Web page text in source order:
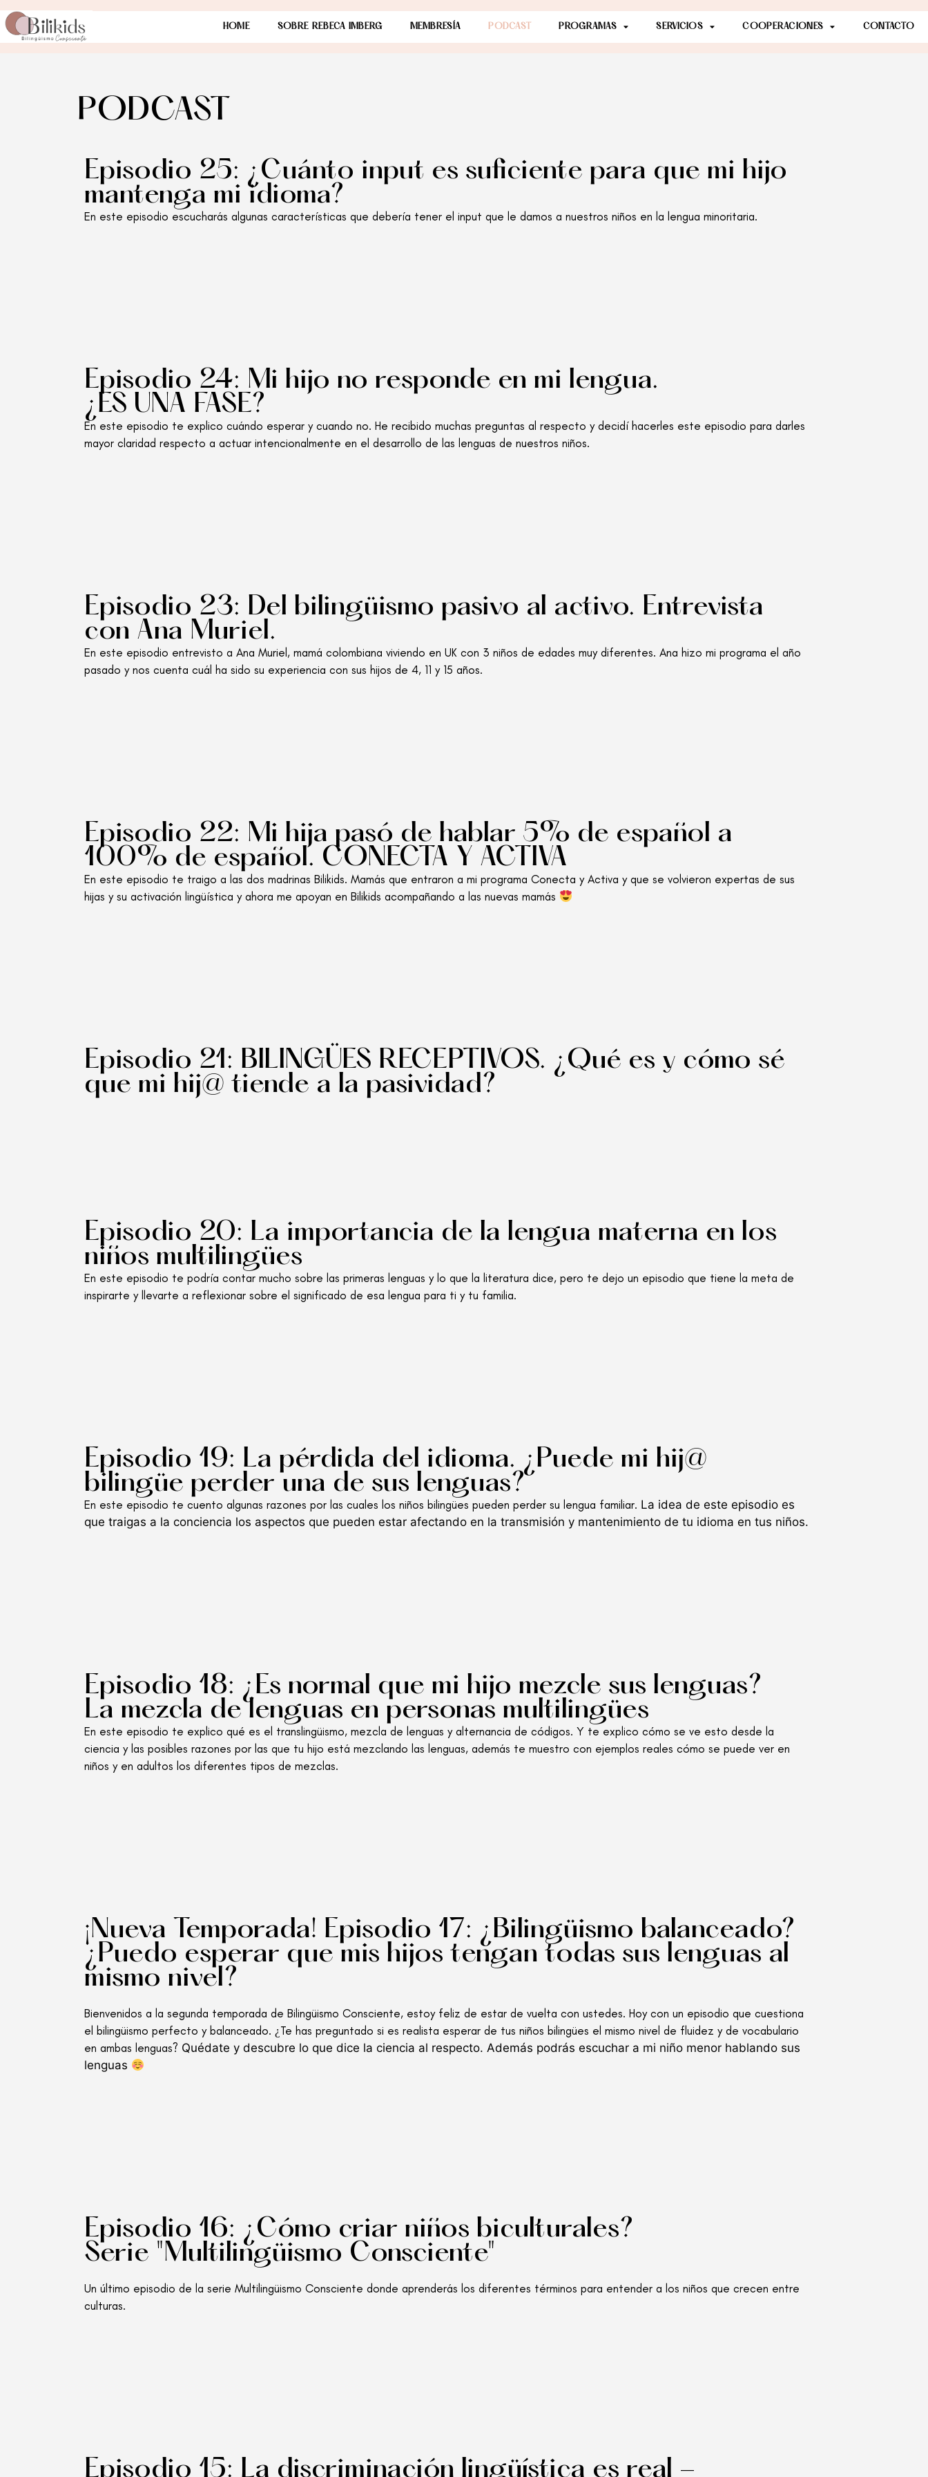
HOME SOBRE REBECA IMBERG MEMBRESÍA PODCAST PROGRAMAS SERVICIOS COOPERACIONES CONTACTO
PODCAST
Episodio 25: ¿Cuánto input es suficiente para que mi hijo
mantenga mi idioma?
En este episodio escucharás algunas características que debería tener el input que le damos a nuestros niños en la lengua minoritaria.
Episodio 24: Mi hijo no responde en mi lengua.
¿ES UNA FASE?
En este episodio te explico cuándo esperar y cuando no. He recibido muchas preguntas al respecto y decidí hacerles este episodio para darles
mayor claridad respecto a actuar intencionalmente en el desarrollo de las lenguas de nuestros niños.
Episodio 23: Del bilingüismo pasivo al activo. Entrevista
con Ana Muriel.
En este episodio entrevisto a Ana Muriel, mamá colombiana viviendo en UK con 3 niños de edades muy diferentes. Ana hizo mi programa el año
pasado y nos cuenta cuál ha sido su experiencia con sus hijos de 4, 11 y 15 años.
Episodio 22: Mi hija pasó de hablar 5% de español a
100% de español. CONECTA Y ACTIVA
En este episodio te traigo a las dos madrinas Bilikids. Mamás que entraron a mi programa Conecta y Activa y que se volvieron expertas de sus
hijas y su activación lingüística y ahora me apoyan en Bilikids acompañando a las nuevas mamás
Episodio 21: BILINGÜES RECEPTIVOS. ¿Qué es y cómo sé
que mi hij@ tiende a la pasividad?
Episodio 20: La importancia de la lengua materna en los
niños multilingües
En este episodio te podría contar mucho sobre las primeras lenguas y lo que la literatura dice, pero te dejo un episodio que tiene la meta de
inspirarte y llevarte a reflexionar sobre el significado de esa lengua para ti y tu familia.
Episodio 19: La pérdida del idioma. ¿Puede mi hij@
bilingüe perder una de sus lenguas?
En este episodio te cuento algunas razones por las cuales los niños bilingües pueden perder su lengua familiar. La idea de este episodio es
que traigas a la conciencia los aspectos que pueden estar afectando en la transmisión y mantenimiento de tu idioma en tus niños.
Episodio 18: ¿Es normal que mi hijo mezcle sus lenguas?
La mezcla de lenguas en personas multilingües
En este episodio te explico qué es el translingüismo, mezcla de lenguas y alternancia de códigos. Y te explico cómo se ve esto desde la
ciencia y las posibles razones por las que tu hijo está mezclando las lenguas, además te muestro con ejemplos reales cómo se puede ver en
niños y en adultos los diferentes tipos de mezclas.
¡Nueva Temporada! Episodio 17: ¿Bilingüismo balanceado?
¿Puedo esperar que mis hijos tengan todas sus lenguas al
mismo nivel?
Bienvenidos a la segunda temporada de Bilingüismo Consciente, estoy feliz de estar de vuelta con ustedes. Hoy con un episodio que cuestiona
el bilingüismo perfecto y balanceado. ¿Te has preguntado si es realista esperar de tus niños bilingües el mismo nivel de fluidez y de vocabulario
en ambas lenguas? Quédate y descubre lo que dice la ciencia al respecto. Además podrás escuchar a mi niño menor hablando sus
lenguas
Episodio 16: ¿Cómo criar niños biculturales?
Serie "Multilingüismo Consciente"
Un último episodio de la serie Multilingüismo Consciente donde aprenderás los diferentes términos para entender a los niños que crecen entre
culturas.
Episodio 15: La discriminación lingüística es real -